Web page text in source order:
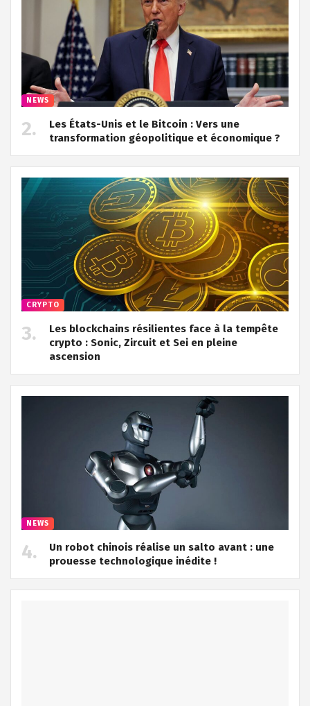
NEWS
Les États-Unis et le Bitcoin : Vers une
transformation géopolitique et économique ?
CRYPTO
Les blockchains résilientes face à la tempête
crypto : Sonic, Zircuit et Sei en pleine
ascension
NEWS
Un robot chinois réalise un salto avant : une
prouesse technologique inédite !